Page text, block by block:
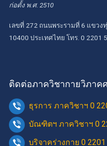
ก่อตั้ง พ.ศ. 2510
เลขที่ 272 ถนนพระรามที่ 6 แขวง
10400 ประเทศไทย โทร. 0 2201
ติดต่อภาควิชากายวิภาค
ธุรการ ภาควิชาฯ 0
บัณฑิตฯ ภาควิชาฯ 0
บริจาคร่างกาย 0 2201